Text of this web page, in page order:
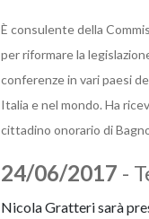
È consulente della
per riformare la
conferenze in vari paesi
Italia e nel mondo. Ha
cittadino onorario di
24/06/2017 -
Nicola Gratteri sarà